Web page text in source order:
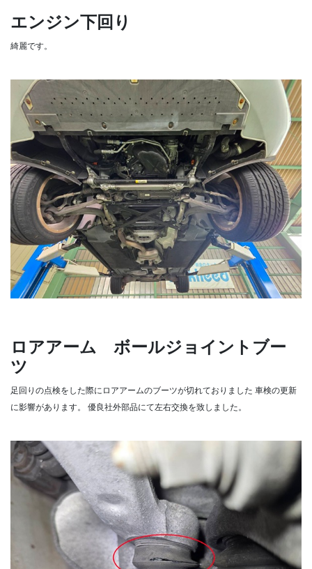
エンジン下回り
綺麗です。
ロアアーム ボールジョイントブー
ツ
足回りの点検をした際にロアアームのブーツが切れておりました 車検の更新
に影響があります。
優良社外部品にて左右交換を致しました。